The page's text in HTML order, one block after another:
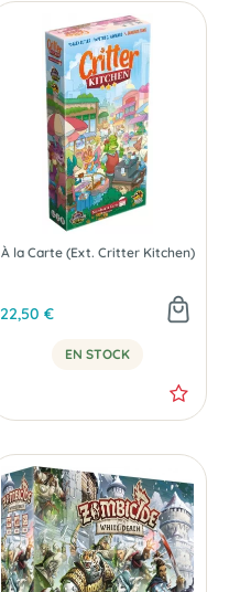
À la Carte (Ext. Critter Kitchen)
22,50 €
EN STOCK